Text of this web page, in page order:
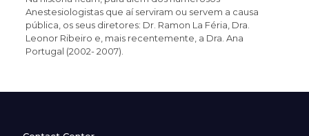
Anestesiologistas que aí serviram ou servem a causa
pública, os seus diretores: Dr. Ramon La Féria, Dra.
Leonor Ribeiro e, mais recentemente, a Dra. Ana
Portugal (2002- 2007).